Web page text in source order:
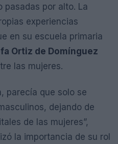
pasadas por alto. La
experiencias
en su escuela primaria
Ortiz de Domínguez
las mujeres.
parecía que solo se
dejando de
de las mujeres”,
la importancia de su rol